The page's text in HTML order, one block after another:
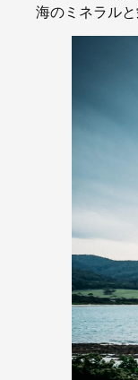
海のミネラル